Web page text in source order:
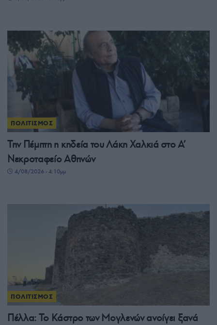
ΠΟΛΙΤΙΣΜΟΣ
Την Πέμπτη η κηδεία του Λάκη Χαλκιά στο Α’
Νεκροταφείο Αθηνών
4/08/2026 - 4:10μμ
ΠΟΛΙΤΙΣΜΟΣ
Πέλλα: Το Κάστρο των Μογλενών ανοίγει ξανά